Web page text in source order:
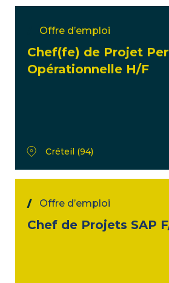
Offre d’emploi
Chef(fe) de Projet
Opérationnelle H/F
Créteil (94)
Offre d’emploi
Chef de Projets SAP